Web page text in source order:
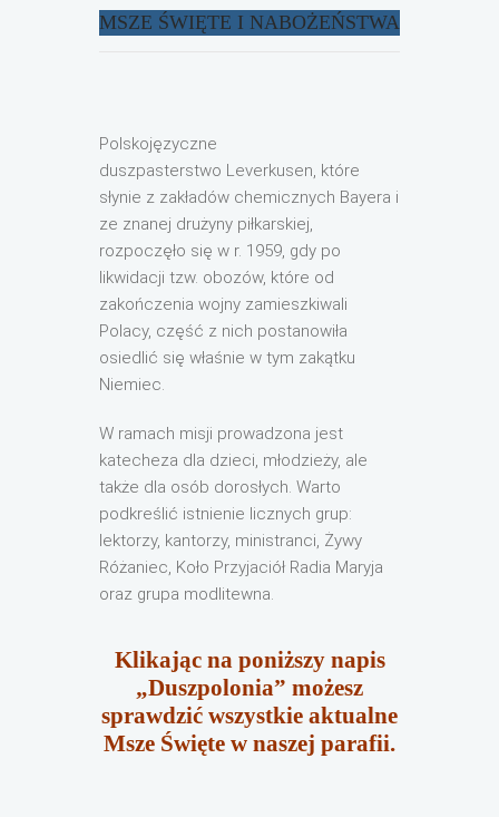
MSZE ŚWIĘTE I NABOŻEŃSTWA
Polskojęzyczne
duszpasterstwo Leverkusen, które
słynie z zakładów che­mi­cznych Bayera i
ze znanej drużyny piłkarskiej,
rozpoczęło się w r. 1959, gdy po
likwidacji tzw. obozów, które od
zakończenia wojny zamieszkiwali
Polacy, część z nich postanowiła
osiedlić się właśnie w tym zakątku
Niemiec.
W ramach misji prowadzona jest
katecheza dla dzieci, młodzieży, ale
także dla osób dorosłych. Warto
podkreślić istnienie licznych grup:
lektorzy, kantorzy, ministranci, Żywy
Różaniec, Koło Przyjaciół Radia Maryja
oraz grupa modlitewna.
Klikając na poniższy napis
„Duszpolonia” możesz
sprawdzić wszystkie aktualne
Msze Święte w naszej parafii.